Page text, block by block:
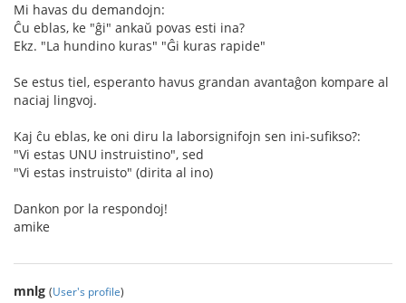
Mi havas du demandojn:
Ĉu eblas, ke "ĝi" ankaŭ povas esti ina?
Ekz. "La hundino kuras" "Ĝi kuras rapide"
Se estus tiel, esperanto havus grandan avantaĝon kompare al
naciaj lingvoj.
Kaj ĉu eblas, ke oni diru la laborsignifojn sen ini-sufikso?:
"Vi estas UNU instruistino", sed
"Vi estas instruisto" (dirita al ino)
Dankon por la respondoj!
amike
mnlg (User's profile)